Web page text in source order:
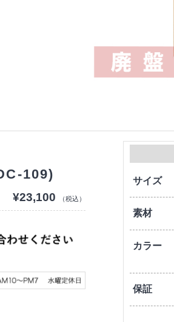
109)
¥23,100 （税込）
サイズ
素材
カラー
保証